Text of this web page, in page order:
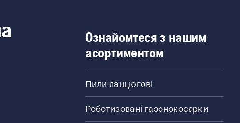
Ознайомтеся з нашим
асортиментом
Пили ланцюгові
Роботизовані газонокосарки